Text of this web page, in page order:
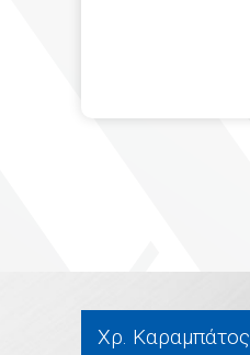
Χρ. Καραμπάτος